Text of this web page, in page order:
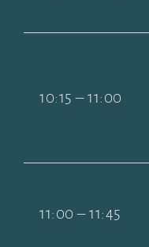
10:15 – 11:00
11:00 – 11:45